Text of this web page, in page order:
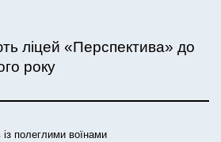
ліцей «Перспектива» до
року
полеглими воїнами